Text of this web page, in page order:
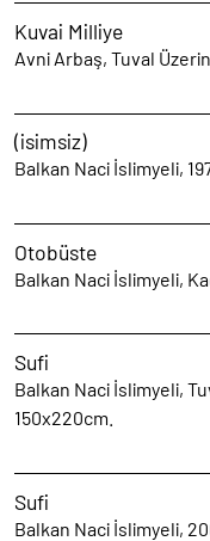
Kuvai Milliye
Avni Arbaş, Tuval
(isimsiz)
Balkan Naci İslimyeli,
Otobüste
Balkan Naci İslimyeli,
Sufi
Balkan Naci İslimyeli,
150x220cm.
Sufi
Balkan Naci İslimyeli,